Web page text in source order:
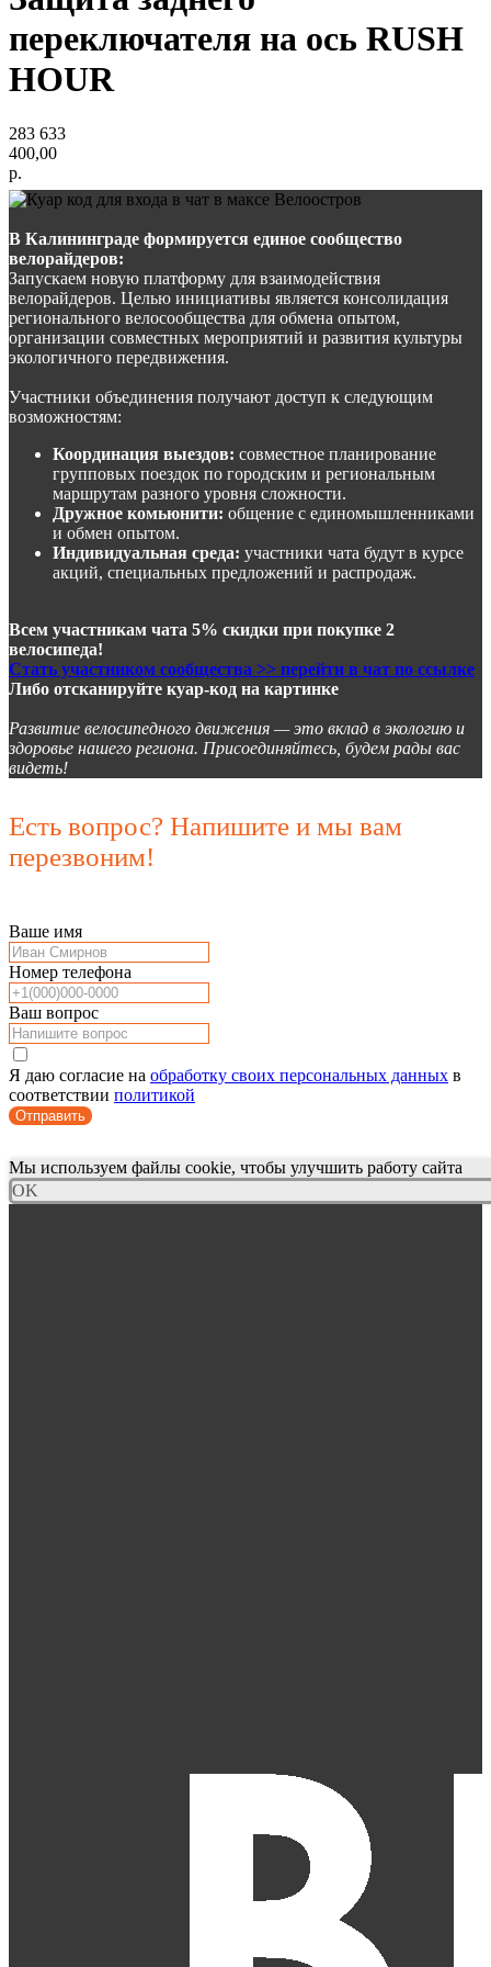
переключателя на ось RUSH
HOUR
283 633
400,00
р.
В Калининграде формируется единое сообщество
велорайдеров:
Запускаем новую платформу для взаимодействия
велорайдеров. Целью инициативы является консолидация
регионального велосообщества для обмена опытом,
организации совместных мероприятий и развития культуры
экологичного передвижения.
Участники объединения получают доступ к следующим
возможностям:
Координация выездов: совместное планирование
групповых поездок по городским и региональным
маршрутам разного уровня сложности.
Дружное комьюнити: общение с единомышленниками
и обмен опытом.
Индивидуальная среда: участники чата будут в курсе
акций, специальных предложений и распродаж.
Всем участникам чата 5% скидки при покупке 2
велосипеда!
Стать участником сообщества >> перейти в чат по ссылке
Либо отсканируйте куар-код на картинке
Развитие велосипедного движения — это вклад в экологию и
здоровье нашего региона. Присоединяйтесь, будем рады вас
видеть!
Есть вопрос? Напишите и мы вам
перезвоним!
Ваше имя
Номер телефона
Ваш вопрос
Я даю согласие на обработку своих персональных данных в
соответствии политикой
Отправить
Мы используем файлы cookie, чтобы улучшить работу сайта
OK